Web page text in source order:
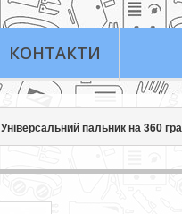
КОНТАКТИ
Універсальний пальник на 360